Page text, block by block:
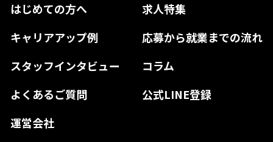
はじめての方へ
求人特集
キャリアアップ例
応募から就業までの流れ
スタッフインタビュー
コラム
よくあるご質問
公式LINE登録
運営会社
奈良県
和歌山県
島根県
山口県
徳島県
熊本県
宮崎県